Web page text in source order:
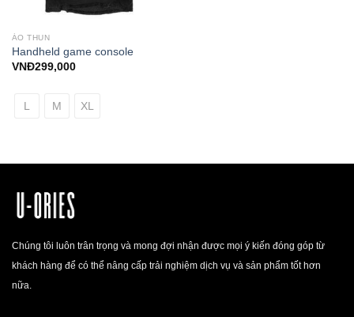
ÁO THUN
Handheld game console
VNĐ299,000
L M XL
Chúng tôi luôn trân trọng và mong đợi nhận được mọi ý kiến đóng góp từ
khách hàng để có thể nâng cấp trải nghiệm dịch vụ và sản phẩm tốt hơn
nữa.